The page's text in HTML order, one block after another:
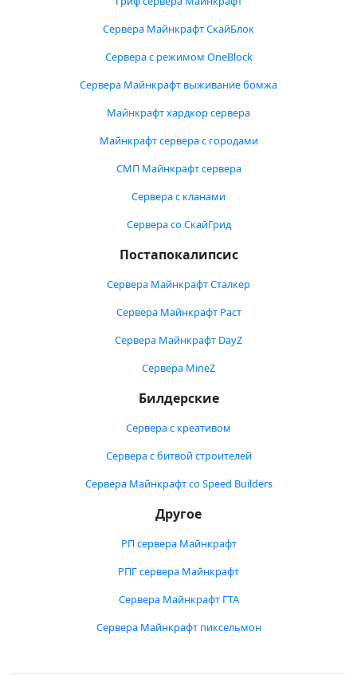
Сервера Майнкрафт СкайБлок
Сервера с режимом OneBlock
Сервера Майнкрафт выживание бомжа
Майнкрафт хардкор сервера
Майнкрафт сервера с городами
СМП Майнкрафт сервера
Сервера с кланами
Сервера со СкайГрид
Постапокалипсис
Сервера Майнкрафт Сталкер
Сервера Майнкрафт Раст
Сервера Майнкрафт DayZ
Сервера MineZ
Билдерские
Сервера с креативом
Сервера с битвой строителей
Сервера Майнкрафт со Speed Builders
Другое
РП сервера Майнкрафт
РПГ сервера Майнкрафт
Сервера Майнкрафт ГТА
Сервера Майнкрафт пиксельмон